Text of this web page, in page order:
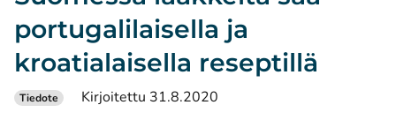
portugalilaisella ja
kroatialaisella reseptillä
Tiedote Kirjoitettu 31.8.2020